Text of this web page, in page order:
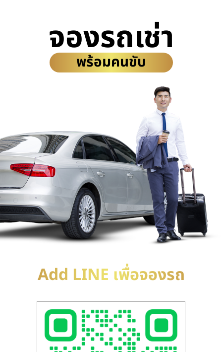
จองรถเช่า
พร้อมคนขับ
Add LINE เพื่อจองรถ